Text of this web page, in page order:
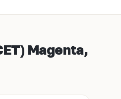
Magenta,